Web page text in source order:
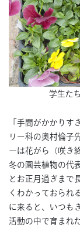
学生た
「手間がかかりす
リー科の奥村倫子
ーは花がら（咲き
冬の園芸植物の代
とお正月過ぎまで
くわかっておられ
に来ると、いつも
活動の中で育まれ